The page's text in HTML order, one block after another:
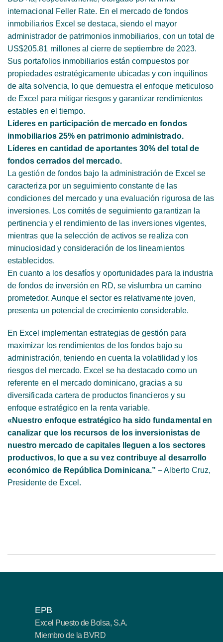
internacional Feller Rate. En el mercado de fondos
inmobiliarios Excel se destaca, siendo el mayor
administrador de patrimonios inmobiliarios, con un total de
US$205.81 millones al cierre de septiembre de 2023.
Sus portafolios inmobiliarios están compuestos por
propiedades estratégicamente ubicadas y con inquilinos
de alta solvencia, lo que demuestra el enfoque meticuloso
de Excel para mitigar riesgos y garantizar rendimientos
estables en el tiempo.
Líderes en participación de mercado en fondos
inmobiliarios 25% en patrimonio administrado.
Líderes en cantidad de aportantes 30% del total de
fondos cerrados del mercado.
La gestión de fondos bajo la administración de Excel se
caracteriza por un seguimiento constante de las
condiciones del mercado y una evaluación rigurosa de las
inversiones. Los comités de seguimiento garantizan la
pertinencia y el rendimiento de las inversiones vigentes,
mientras que la selección de activos se realiza con
minuciosidad y consideración de los lineamientos
establecidos.
En cuanto a los desafíos y oportunidades para la industria
de fondos de inversión en RD, se vislumbra un camino
prometedor. Aunque el sector es relativamente joven,
presenta un potencial de crecimiento considerable.
En Excel implementan estrategias de gestión para
maximizar los rendimientos de los fondos bajo su
administración, teniendo en cuenta la volatilidad y los
riesgos del mercado. Excel se ha destacado como un
referente en el mercado dominicano, gracias a su
diversificada cartera de productos financieros y su
enfoque estratégico en la renta variable.
«Nuestro enfoque estratégico ha sido fundamental en
canalizar que los recursos de los inversionistas de
nuestro mercado de capitales lleguen a los sectores
productivos, lo que a su vez contribuye al desarrollo
económico de República Dominicana.” – Alberto Cruz,
Presidente de Excel.
EPB
Excel Puesto de Bolsa, S.A.
Miembro de la BVRD